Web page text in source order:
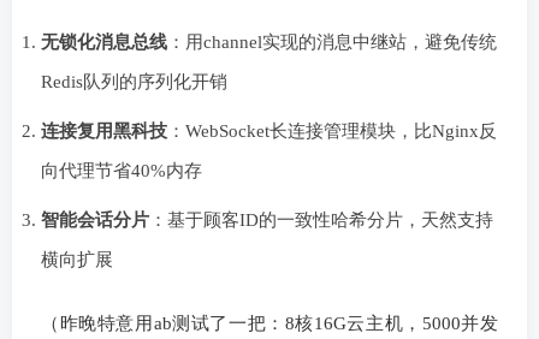
无锁化消息总线 ：用channel实现的消息中继站，避免传统
Redis队列的序列化开销
连接复用黑科技 ：WebSocket长连接管理模块，比Nginx反
向代理节省40%内存
智能会话分片 ：基于顾客ID的一致性哈希分片，天然支持
横向扩展
（昨晚特意用ab测试了一把：8核16G云主机，5000并发